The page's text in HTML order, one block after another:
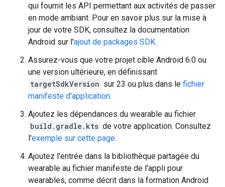
qui fournit les API permettant aux activités de passer
en mode ambiant. Pour en savoir plus sur la mise à
jour de votre SDK, consultez la documentation
Android sur l'ajout de packages SDK.
Assurez-vous que votre projet cible Android 6.0 ou
une version ultérieure, en définissant
targetSdkVersion sur 23 ou plus dans le fichier
manifeste d'application.
Ajoutez les dépendances du wearable au fichier
build.gradle.kts de votre application. Consultez
l'exemple sur cette page.
Ajoutez l'entrée dans la bibliothèque partagée du
wearable au fichier manifeste de l'appli pour
wearables, comme décrit dans la formation Android